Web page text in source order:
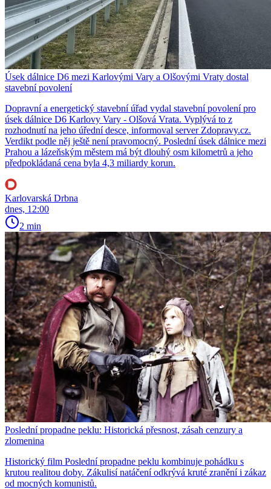
Úsek dálnice D6 mezi Karlovými Vary a Olšovými Vraty dostal
stavební povolení
Dopravní a energetický stavební úřad vydal stavební povolení pro
úsek dálnice D6 Karlovy Vary - Olšová Vrata. Vyplývá to z
rozhodnutí na jeho úřední desce, informoval server Zdopravy.cz.
Verdikt podle něj ještě není pravomocný. Poslední úsek dálnice mezi
Prahou a lázeňským městem má být dlouhý osm kilometrů a jeho
předpokládaná cena byla 4,3 miliardy korun.
Karlovarská Drbna
dnes, 12:00
2 min
Poslední propadne peklu: Historická přesnost, zásah cenzury a
zlomenina
Historický film Poslední propadne peklu kombinuje pohádku s
krutou realitou doby. Zákulisí natáčení odkrývá kruté zranění i zákaz
od mocných komunistů.